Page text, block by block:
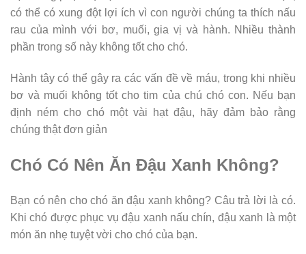
có thể có xung đột lợi ích vì con người chúng ta thích nấu
rau của mình với bơ, muối, gia vị và hành. Nhiều thành
phần trong số này không tốt cho chó.
Hành tây có thể gây ra các vấn đề về máu, trong khi nhiều
bơ và muối không tốt cho tim của chú chó con. Nếu bạn
định ném cho chó một vài hạt đậu, hãy đảm bảo rằng
chúng thật đơn giản
Chó Có Nên Ăn Đậu Xanh Không?
Bạn có nên cho chó ăn đậu xanh không? Câu trả lời là có.
Khi chó được phục vụ đậu xanh nấu chín, đậu xanh là một
món ăn nhẹ tuyệt vời cho chó của bạn.